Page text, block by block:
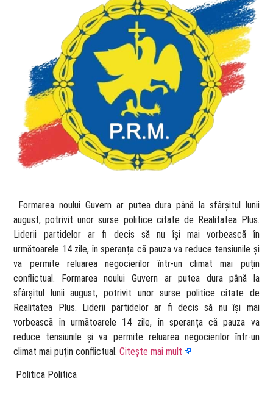
​ Formarea noului Guvern ar putea dura până la sfârșitul lunii
august, potrivit unor surse politice citate de Realitatea Plus.
Liderii partidelor ar fi decis să nu își mai vorbească în
următoarele 14 zile, în speranța că pauza va reduce tensiunile și
va permite reluarea negocierilor într-un climat mai puțin
conflictual. Formarea noului Guvern ar putea dura până la
sfârșitul lunii august, potrivit unor surse politice citate de
Realitatea Plus. Liderii partidelor ar fi decis să nu își mai
vorbească în următoarele 14 zile, în speranța că pauza va
reduce tensiunile și va permite reluarea negocierilor într-un
climat mai puțin conflictual.Citește mai mult
​ Politica Politica